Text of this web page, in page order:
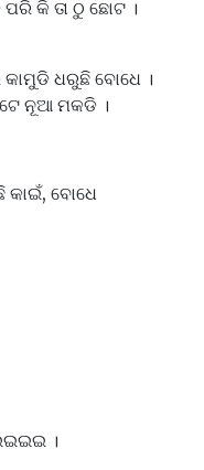
କି ତା ଠୁ ଛୋଟ ।
କାମୁଡି ଧରୁଛି ବୋଧେ ।
ନୂଆ ମକଡି ।
କାଇଁ, ବୋଧେ
।